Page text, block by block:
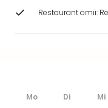
Restaurant omii:
Mo Di Mi